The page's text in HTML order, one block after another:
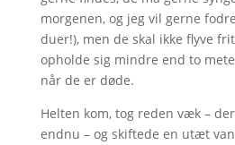
morgenen, og jeg vil gerne
duer!), men de skal ikke flyve
opholde sig mindre end to
når de er døde.
Helten kom, tog reden væk –
endnu – og skiftede en utæt